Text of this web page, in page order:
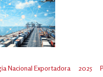
Nacional Exportadora 2025